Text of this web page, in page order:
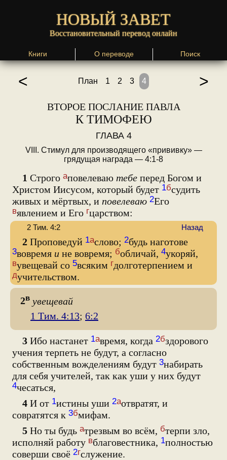
НОВЫЙ ЗАВЕТ
Восстановительный перевод онлайн
Книги О переводе Поиск
< План 1 2 3 4 >
ВТОРОЕ ПОСЛАНИЕ ПАВЛА
К ТИМОФЕЮ
ГЛАВА 4
VIII. Стимул для производящего «прививку» —
грядущая награда — 4:1-8
1 Строго аповелеваю тебе перед Богом и
Христом Иисусом, который будет 1бсудить
живых и мёртвых, и повелеваю 2Его
вявлением и Его гцарством:
2 Проповедуй 1аслово; 2будь наготове
3вовремя и не вовремя; бобличай, 4укоряй,
вувещевай со 5всяким гдолготерпением и
дучительством.
2 Тим. 4:2 Назад
2в увещевай
1 Тим. 4:13; 6:2
3 Ибо настанет 1авремя, когда 2бздорового
учения терпеть не будут, а согласно
собственным вожделениям будут 3набирать
для себя учителей, так как уши у них будут
4чесаться,
4 И от 1истины уши 2аотвратят, и
совратятся к 3бмифам.
5 Но ты будь атрезвым во всём, бтерпи зло,
исполняй работу вблаговестника, 1полностью
соверши своё 2гслужение.